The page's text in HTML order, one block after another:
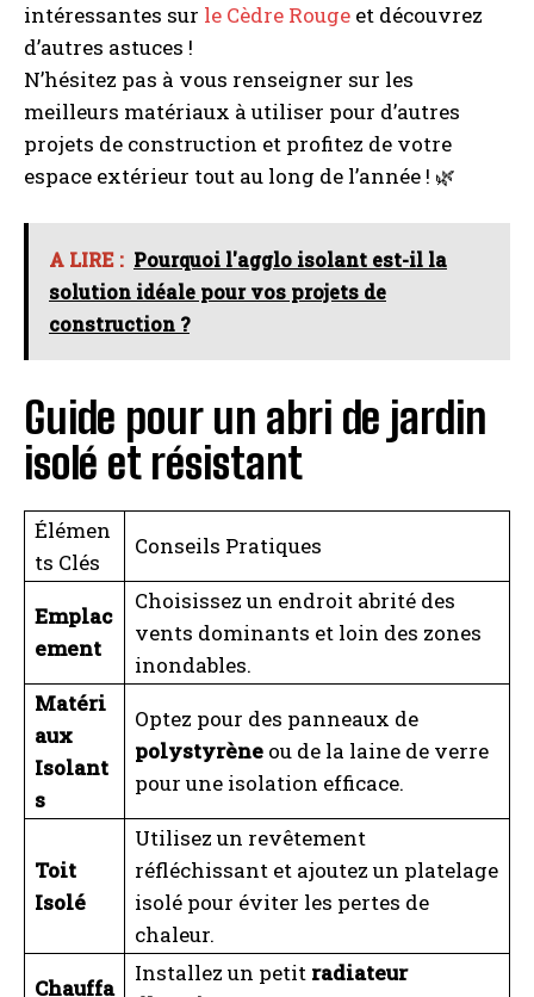
I WANT IN
intéressantes sur le Cèdre Rouge et découvrez
d’autres astuces !
N’hésitez pas à vous renseigner sur les
meilleurs matériaux à utiliser pour d’autres
projets de construction et profitez de votre
espace extérieur tout au long de l’année ! 🌿
A LIRE : Pourquoi l'agglo isolant est-il la
solution idéale pour vos projets de
construction ?
Guide pour un abri de jardin
isolé et résistant
Élémen
ts Clés
Conseils Pratiques
Emplac
ement
Choisissez un endroit abrité des
vents dominants et loin des zones
inondables.
Matéri
aux
Isolant
s
Optez pour des panneaux de
polystyrène ou de la laine de verre
pour une isolation efficace.
Toit
Isolé
Utilisez un revêtement
réfléchissant et ajoutez un platelage
isolé pour éviter les pertes de
chaleur.
Chauffa
Installez un petit radiateur